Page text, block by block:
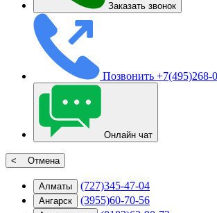
Заказать звонок
Позвонить +7(495)268-
Онлайн чат
< Отмена
Алматы (727)345-47-04
Ангарск (3955)60-70-56